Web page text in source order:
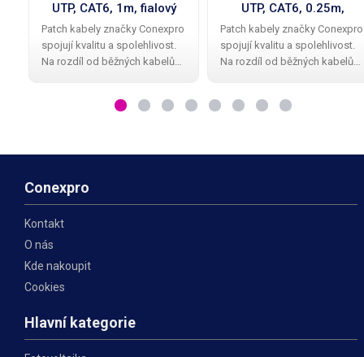
UTP, CAT6, 1m, fialový
Patch kabely značky Conexpro
spojují kvalitu a spolehlivost.
Na rozdíl od běžných kabelů
ochrannou krytku proti
UTP, CAT6, 0.25m,
červený
Patch kabely značky Conexpro
spojují kvalitu a spolehlivost.
Na rozdíl od běžných kabelů
ochrannou krytku proti
Conexpro
Kontakt
O nás
Kde nakoupit
Cookies
Hlavní kategorie